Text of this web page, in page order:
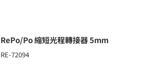
RePo/Po 縮短光程轉接器 5mm
RE-72094